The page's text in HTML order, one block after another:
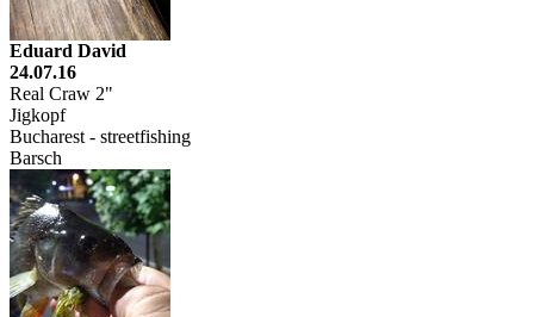
Eduard David
24.07.16
Real Craw 2"
Jigkopf
Bucharest - streetfishing
Barsch